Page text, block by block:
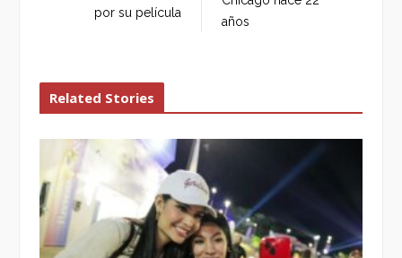
por su película
años
Related Stories